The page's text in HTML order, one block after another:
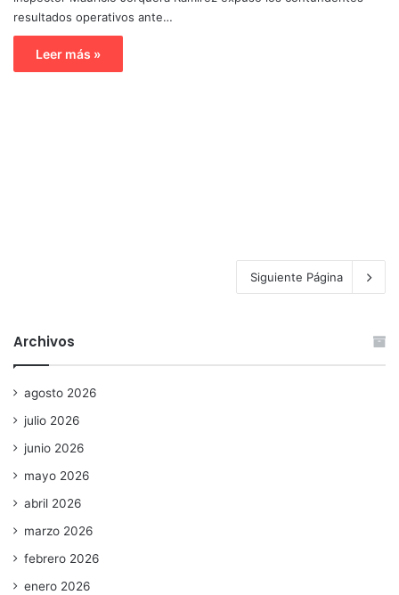
resultados operativos ante…
Leer más »
Siguiente Página
Archivos
agosto 2026
julio 2026
junio 2026
mayo 2026
abril 2026
marzo 2026
febrero 2026
enero 2026